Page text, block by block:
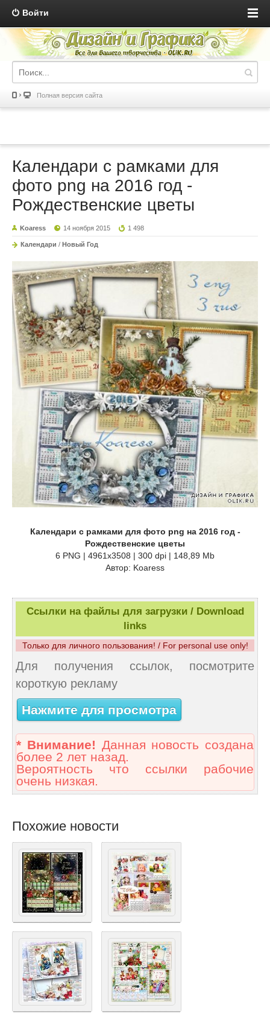
Войти
Полная версия сайта
Календари с рамками для
фото png на 2016 год -
Рождественские цветы
Koaress 14 ноября 2015 1 498
Календари / Новый Год
Календари с рамками для фото png на 2016 год -
Рождественские цветы
6 PNG | 4961x3508 | 300 dpi | 148,89 Mb
Автор: Koaress
Ссылки на файлы для загрузки / Download
links
Только для личного пользования! / For personal use only!
Для получения ссылок, посмотрите
короткую рекламу
Нажмите для просмотра
* Внимание! Данная новость создана
более 2 лет назад.
Вероятность что ссылки рабочие
очень низкая.
Похожие новости